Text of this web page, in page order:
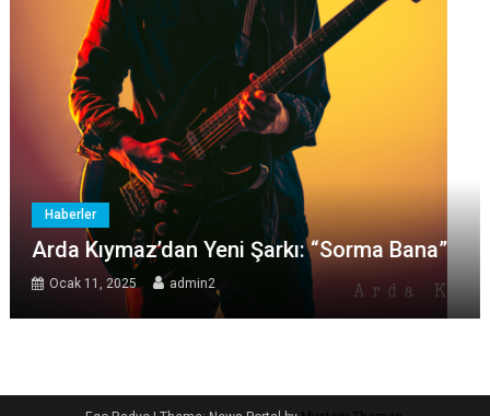
Haberler
Arda Kıymaz’dan Yeni Şarkı: “Sorma Bana”
Ocak 11, 2025 admin2